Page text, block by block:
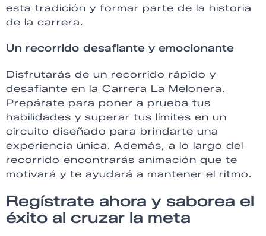
esta tradición y formar parte de la historia
de la carrera.
Un recorrido desafiante y emocionante
Disfrutarás de un recorrido rápido y
desafiante en la Carrera La Melonera.
Prepárate para poner a prueba tus
habilidades y superar tus límites en un
circuito diseñado para brindarte una
experiencia única. Además, a lo largo del
recorrido encontrarás animación que te
motivará y te ayudará a mantener el ritmo.
Regístrate ahora y saborea el
éxito al cruzar la meta